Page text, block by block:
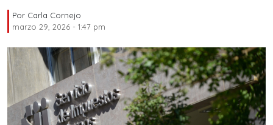
Por Carla Cornejo
marzo 29, 2026 - 1:47 pm